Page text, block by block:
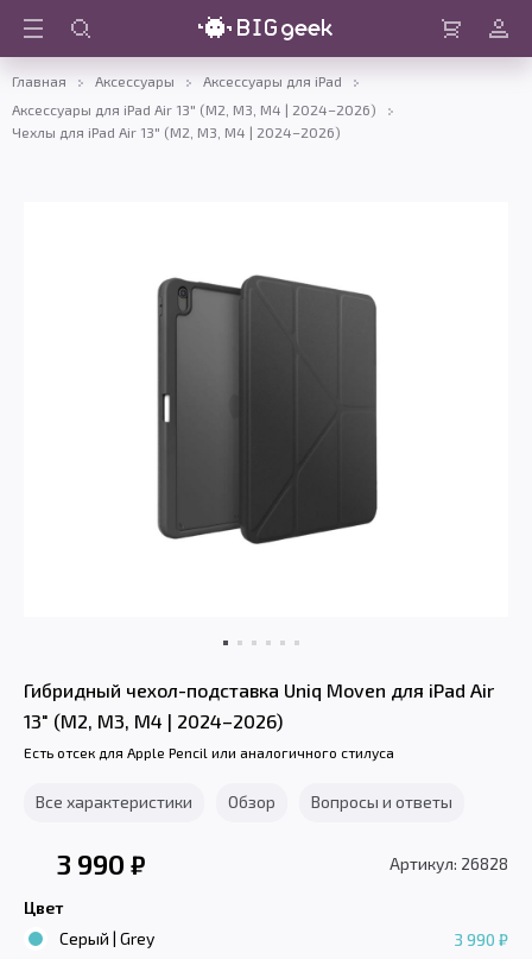
Войти
Главная Аксессуары
Аксессуары для iPad
Аксессуары для iPad Air 13" (M2, M3, M4 | 2024–2026)
Чехлы для iPad Air 13" (M2, M3, M4 | 2024–2026)
Гибридный чехол-подставка Uniq Moven для iPad Air
13" (M2, M3, M4 | 2024–2026)
Есть отсек для Apple Pencil или аналогичного стилуса
Все характеристики Обзор Вопросы и ответы
3 990 ₽ Артикул: 26828
Цвет
Серый | Grey
3 990 ₽